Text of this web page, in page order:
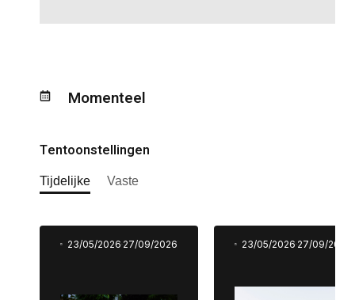
opgedolven uit de diepten van lades – vergeten,
Momenteel
Tentoonstellingen
Tijdelijke Vaste
23/05/2026 27/09/2026 23/05/2026 27/09/2026